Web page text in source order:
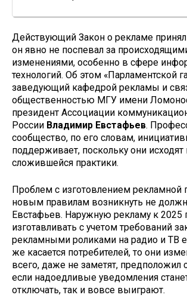
Действующий Закон о рекламе
он явно не поспевал за
изменениями, особенно в сфере
технологий. Об этом «Парламентской
заведующий кафедрой рекламы и
общественностью МГУ имени
президент Ассоциации
России Владимир Евстафьев.
сообщество, по его словам,
поддерживает, поскольку они исходят
сложившейся практики.
Проблем с изготовлением рекламной
новым правилам возникнуть не
Евстафьев. Наружную рекламу к 2025
изготавливать с учетом требований
рекламными роликами на радио и ТВ
же касается потребителей, то они
всего, даже не заметят, предположил
если надоедливые уведомления
отключать, так и вовсе выиграют.